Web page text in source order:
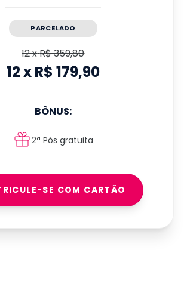
PARCELADO
12xR$ 359,80
12xR$ 179,90
BÔNUS:
2ª Pós gratuita
SE COM CARTÃO